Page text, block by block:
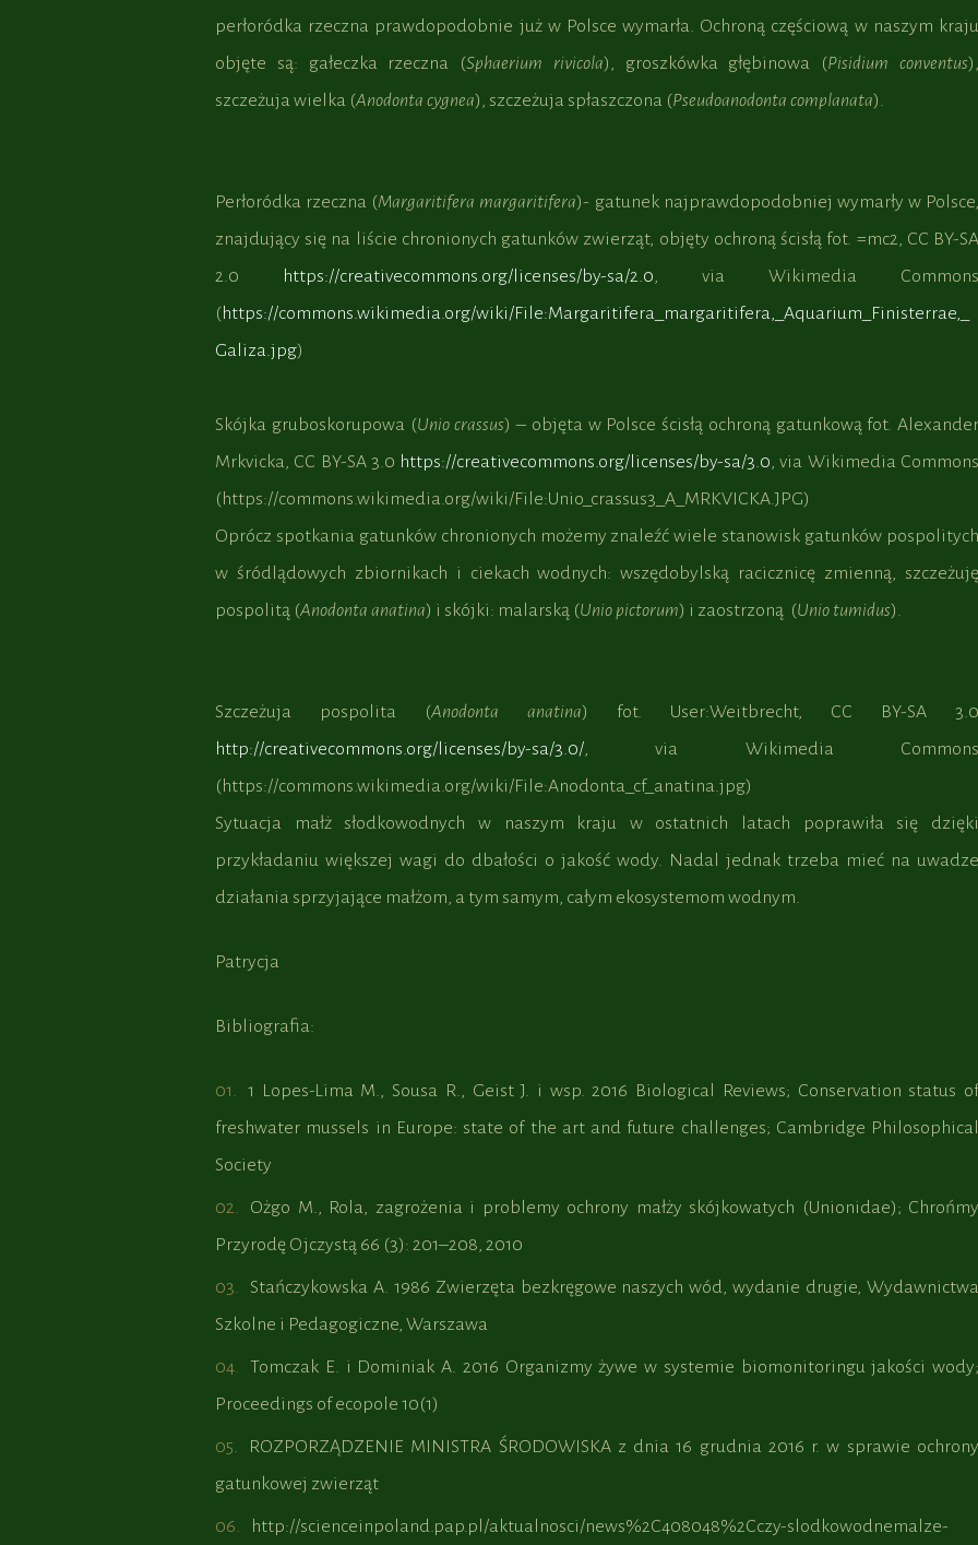
perłoródka rzeczna prawdopodobnie już w Polsce wymarła. Ochroną częściową w naszym kraju
objęte są: gałeczka rzeczna (Sphaerium rivicola), groszkówka głębinowa (Pisidium conventus),
szczeżuja wielka (Anodonta cygnea), szczeżuja spłaszczona (Pseudoanodonta complanata).
Perłoródka rzeczna (Margaritifera margaritifera)- gatunek najprawdopodobniej wymarły w Polsce,
znajdujący się na liście chronionych gatunków zwierząt, objęty ochroną ścisłą fot. =mc2, CC BY-SA
2.0
https://creativecommons.org/licenses/by-sa/2.0, via Wikimedia Commons
(https://commons.wikimedia.org/wiki/File:Margaritifera_margaritifera,_Aquarium_Finisterrae,_
Galiza.jpg)
Skójka gruboskorupowa (Unio crassus) – objęta w Polsce ścisłą ochroną gatunkową fot. Alexander
Mrkvicka, CC BY-SA 3.0 https://creativecommons.org/licenses/by-sa/3.0, via Wikimedia Commons
(https://commons.wikimedia.org/wiki/File:Unio_crassus3_A_MRKVICKA.JPG)
Oprócz spotkania gatunków chronionych możemy znaleźć wiele stanowisk gatunków pospolitych
w śródlądowych zbiornikach i ciekach wodnych: wszędobylską racicznicę zmienną, szczeżuję
pospolitą (Anodonta anatina) i skójki: malarską (Unio pictorum) i zaostrzoną (Unio tumidus).
Szczeżuja pospolita (Anodonta anatina) fot. User:Weitbrecht, CC BY-SA 3.0
http://creativecommons.org/licenses/by-sa/3.0/, via Wikimedia Commons
(https://commons.wikimedia.org/wiki/File:Anodonta_cf_anatina.jpg)
Sytuacja małż słodkowodnych w naszym kraju w ostatnich latach poprawiła się dzięki
przykładaniu większej wagi do dbałości o jakość wody. Nadal jednak trzeba mieć na uwadze
działania sprzyjające małżom, a tym samym, całym ekosystemom wodnym.
Patrycja
Bibliografia:
1 Lopes-Lima M., Sousa R., Geist J. i wsp. 2016 Biological Reviews; Conservation status of
freshwater mussels in Europe: state of the art and future challenges; Cambridge Philosophical
Society
Ożgo M., Rola, zagrożenia i problemy ochrony małży skójkowatych (Unionidae); Chrońmy
Przyrodę Ojczystą 66 (3): 201–208, 2010
Stańczykowska A. 1986 Zwierzęta bezkręgowe naszych wód, wydanie drugie, Wydawnictwa
Szkolne i Pedagogiczne, Warszawa
Tomczak E. i Dominiak A. 2016 Organizmy żywe w systemie biomonitoringu jakości wody;
Proceedings of ecopole 10(1)
ROZPORZĄDZENIE MINISTRA ŚRODOWISKA z dnia 16 grudnia 2016 r. w sprawie ochrony
gatunkowej zwierząt
http://scienceinpoland.pap.pl/aktualnosci/news%2C408048%2Cczy-slodkowodnemalze-